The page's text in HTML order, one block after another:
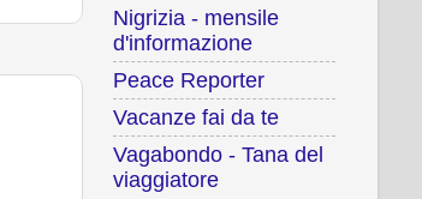
Nigrizia - mensile
d'informazione
Peace Reporter
Vacanze fai da te
Vagabondo - Tana del
viaggiatore